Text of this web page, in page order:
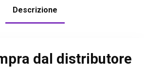
Descrizione
dal distributore